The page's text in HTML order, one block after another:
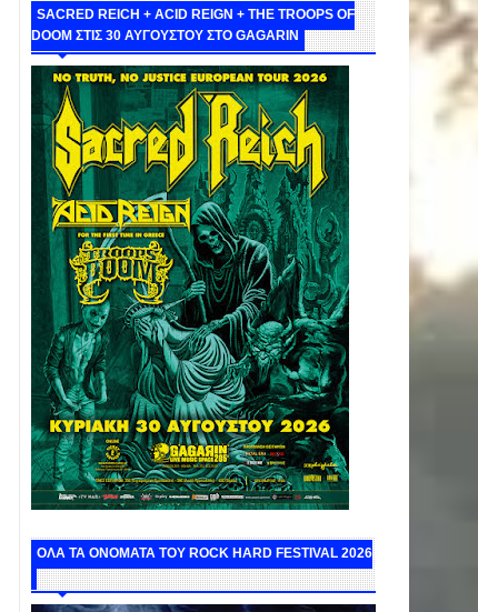
SACRED REICH + ACID REIGN + THE TROOPS OF
DOOM ΣΤΙΣ 30 ΑΥΓΟΥΣΤΟΥ ΣΤΟ GAGARIN
ΟΛΑ ΤΑ ΟΝΟΜΑΤΑ ΤΟΥ ROCK HARD FESTIVAL 2026